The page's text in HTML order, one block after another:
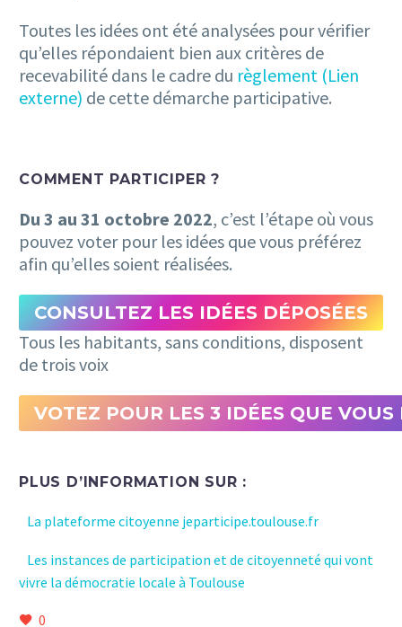
Toutes les idées ont été analysées pour vérifier
qu’elles répondaient bien aux critères de
recevabilité dans le cadre du règlement (Lien
externe) de cette démarche participative.
COMMENT PARTICIPER ?
Du 3 au 31 octobre 2022, c’est l’étape où vous
pouvez voter pour les idées que vous préférez
afin qu’elles soient réalisées.
CONSULTEZ LES IDÉES DÉPOSÉES
Tous les habitants, sans conditions, disposent
de trois voix
VOTEZ POUR LES 3 IDÉES QUE VOUS
PLUS D’INFORMATION SUR :
La plateforme citoyenne jeparticipe.toulouse.fr
Les instances de participation et de citoyenneté qui vont
vivre la démocratie locale à Toulouse
0